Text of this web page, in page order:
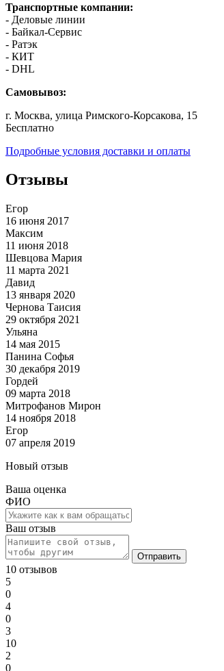
Транспортные компании:
- Деловые линии
- Байкал-Сервис
- Ратэк
- КИТ
- DHL
Самовывоз:
г. Москва, улица Римского-Корсакова, 15
Бесплатно
Подробные условия доставки и оплаты
Отзывы
Егор
16 июня 2017
Максим
11 июня 2018
Шевцова Мария
11 марта 2021
Давид
13 января 2020
Чернова Таисия
29 октября 2021
Ульяна
14 мая 2015
Панина Софья
30 декабря 2019
Гордей
09 марта 2018
Митрофанов Мирон
14 ноября 2018
Егор
07 апреля 2019
Новый отзыв
Ваша оценка
ФИО
Ваш отзыв
Отправить
10 отзывов
5
0
4
0
3
10
2
0